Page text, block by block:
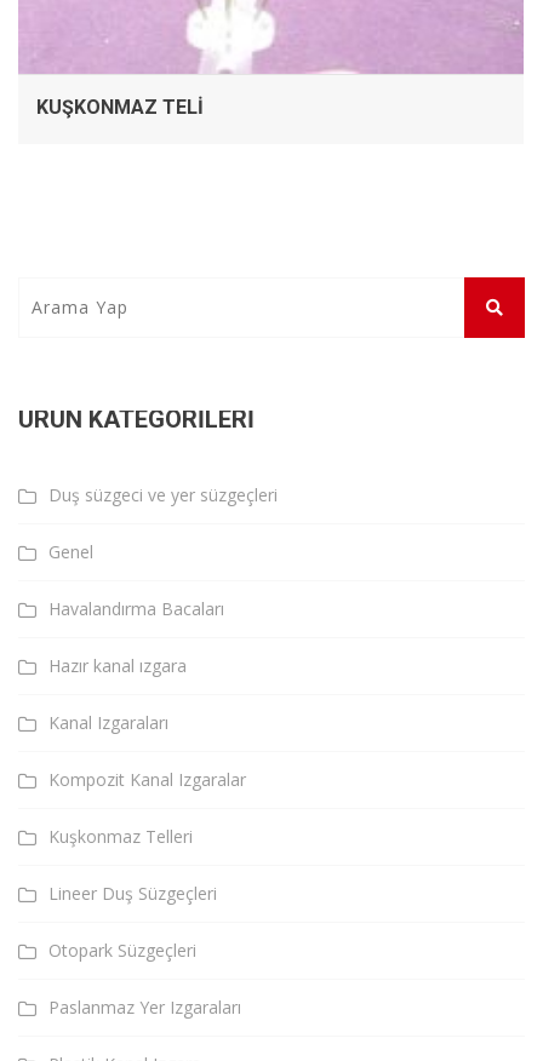
KUŞKONMAZ TELI
ÜRÜN KATEGORILERI
Duş süzgeci ve yer süzgeçleri
Genel
Havalandırma Bacaları
Hazır kanal ızgara
Kanal Izgaraları
Kompozit Kanal Izgaralar
Kuşkonmaz Telleri
Lineer Duş Süzgeçleri
Otopark Süzgeçleri
Paslanmaz Yer Izgaraları